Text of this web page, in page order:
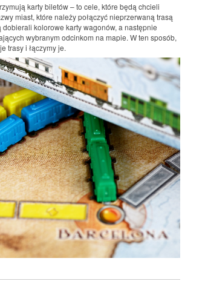
karty biletów – to cele, które będą chcieli
miast, które należy połączyć nieprzerwaną trasą
kolorowe karty wagonów, a następnie
wybranym odcinkom na mapie. W ten sposób,
trasy i łączymy je.